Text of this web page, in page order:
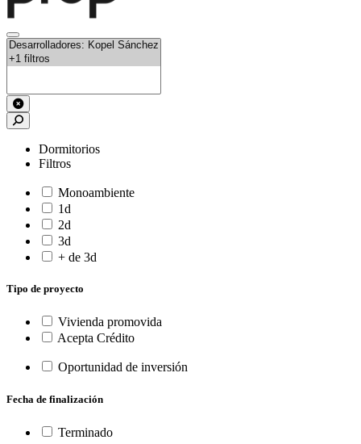
Dormitorios
Filtros
Monoambiente
1d
2d
3d
+ de 3d
Tipo de proyecto
Vivienda promovida
Acepta Crédito
Oportunidad de inversión
Fecha de finalización
Terminado